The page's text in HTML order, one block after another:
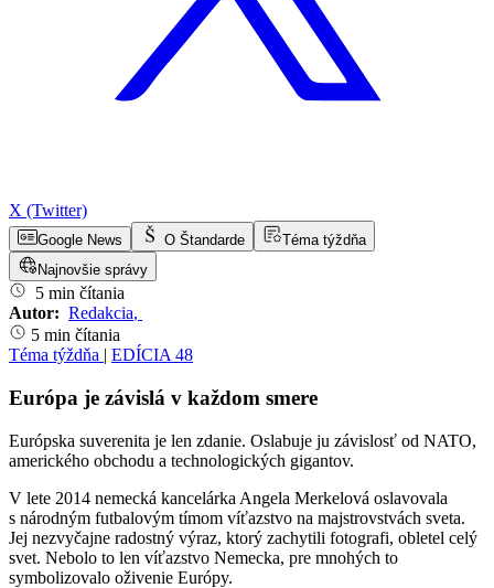
X (Twitter)
Google News O Štandarde
Téma týždňa
Najnovšie správy
5 min čítania
Autor: Redakcia,
5 min čítania
Téma týždňa | EDÍCIA 48
Európa je závislá v každom smere
Európska suverenita je len zdanie. Oslabuje ju závislosť od NATO,
amerického obchodu a technologických gigantov.
V lete 2014 nemecká kancelárka Angela Merkelová oslavovala
s národným futbalovým tímom víťazstvo na majstrovstvách sveta.
Jej nezvyčajne radostný výraz, ktorý zachytili fotografi, obletel celý
svet. Nebolo to len víťazstvo Nemecka, pre mnohých to
symbolizovalo oživenie Európy.